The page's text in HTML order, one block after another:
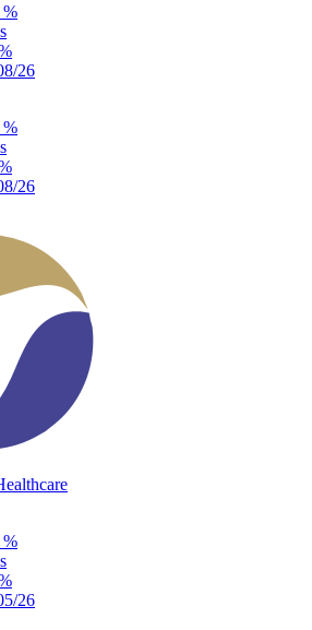
%
26
%
26
%
26